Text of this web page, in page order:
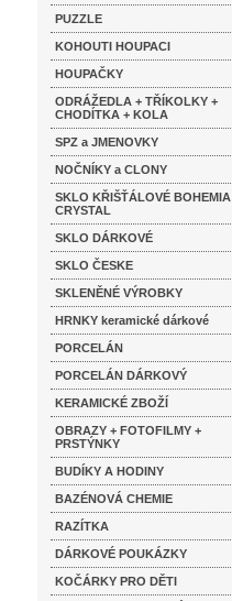
PUZZLE
KOHOUTI HOUPACI
HOUPAČKY
ODRÁŽEDLA + TŘÍKOLKY +
CHODÍTKA + KOLA
SPZ a JMENOVKY
NOČNÍKY a CLONY
SKLO KŘIŠŤÁLOVÉ BOHEMIA
CRYSTAL
SKLO DÁRKOVÉ
SKLO ČESKE
SKLENĚNÉ VÝROBKY
HRNKY keramické dárkové
PORCELÁN
PORCELÁN DÁRKOVÝ
KERAMICKÉ ZBOŽÍ
OBRAZY + FOTOFILMY +
PRSTÝNKY
BUDÍKY A HODINY
BAZÉNOVÁ CHEMIE
RAZÍTKA
DÁRKOVÉ POUKÁZKY
KOČÁRKY PRO DĚTI